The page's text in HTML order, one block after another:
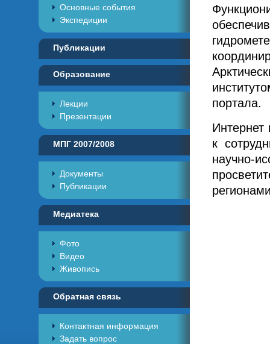
портала.
Интернет
к
научно-
Основные события
Экспедиции
Публикации
Образование
Лекции
Презентации
МПГ 2007/2008
Документы
Публикации
Медиатека
Фото
Видео
Живопись
Обратная связь
Контактная информация
Задать вопрос